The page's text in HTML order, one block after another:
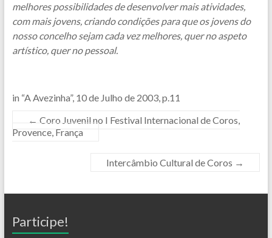
melhores possibilidades de desenvolver mais atividades,
com mais jovens, criando condições para que os jovens do
nosso concelho sejam cada vez melhores, quer no aspeto
artístico, quer no pessoal.
in “A Avezinha”, 10 de Julho de 2003, p.11
← Coro Juvenil no I Festival Internacional de Coros,
Provence, França
Intercâmbio Cultural de Coros →
Participe!